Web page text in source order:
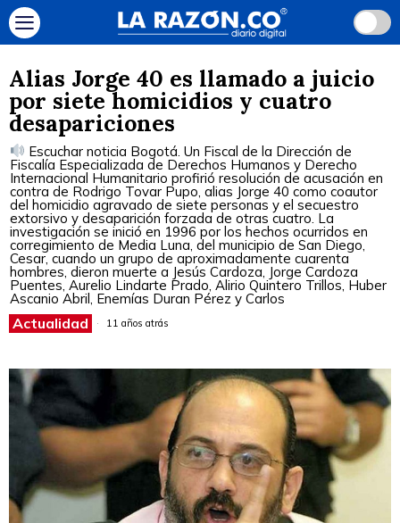
Alias Jorge 40 es llamado a juicio
por siete homicidios y cuatro
desapariciones
Escuchar noticia Bogotá. Un Fiscal de la Dirección de
Fiscalía Especializada de Derechos Humanos y Derecho
Internacional Humanitario profirió resolución de acusación en
contra de Rodrigo Tovar Pupo, alias Jorge 40 como coautor
del homicidio agravado de siete personas y el secuestro
extorsivo y desaparición forzada de otras cuatro. La
investigación se inició en 1996 por los hechos ocurridos en
corregimiento de Media Luna, del municipio de San Diego,
Cesar, cuando un grupo de aproximadamente cuarenta
hombres, dieron muerte a Jesús Cardoza, Jorge Cardoza
Puentes, Aurelio Lindarte Prado, Alirio Quintero Trillos, Huber
Ascanio Abril, Enemías Duran Pérez y Carlos
Actualidad 11 años atrás